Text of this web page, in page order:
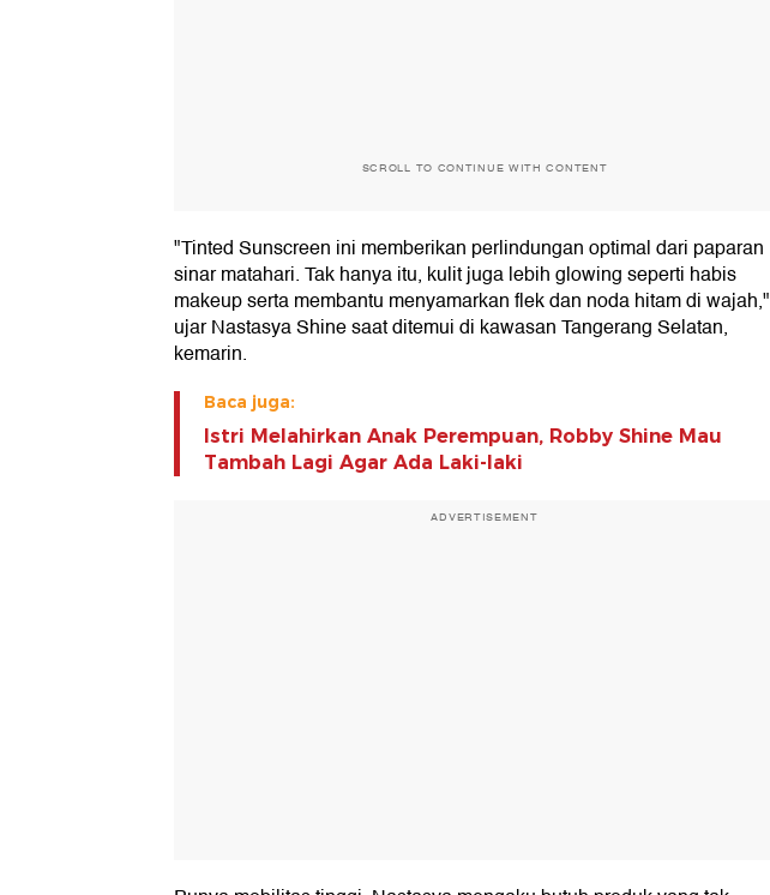
SCROLL TO CONTINUE WITH CONTENT
"Tinted Sunscreen ini memberikan perlindungan optimal dari paparan
sinar matahari. Tak hanya itu, kulit juga lebih glowing seperti habis
makeup serta membantu menyamarkan flek dan noda hitam di wajah,"
ujar Nastasya Shine saat ditemui di kawasan Tangerang Selatan,
kemarin.
Baca juga:
Istri Melahirkan Anak Perempuan, Robby Shine Mau
Tambah Lagi Agar Ada Laki-laki
ADVERTISEMENT